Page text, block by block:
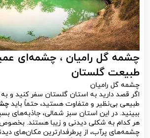
چشمه گل رامیان ، چشمه‌ای
طبیعت گلستان
چشمه گل رامیان
اگر قصد دارید به استان گلستان سفر کنید و
طبیعی بی‌نظیر و متفاوت هستید، حتماً باید
ببینید. در این استان سبز شمالی، جاذبه‌های
هر کدام به شکلی دیدنی و زیبا هستند.
چشمه‌های پرآب، از پرطرفدارترین مکان‌های